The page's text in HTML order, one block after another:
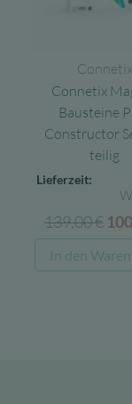
Connetix
Connetix
Bausteine
Constructor
teilig
Lieferzeit:
139,00€
In den